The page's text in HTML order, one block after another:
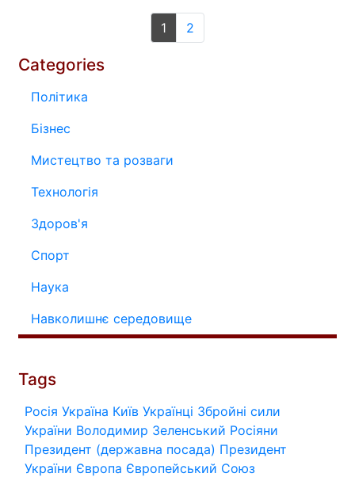
1 2
Categories
Політика
Бізнес
Мистецтво та розваги
Технологія
Здоров'я
Спорт
Наука
Навколишнє середовище
Tags
Росія Україна Київ Українці Збройні сили
України Володимир Зеленський Росіяни
Президент (державна посада) Президент
України Європа Європейський Союз